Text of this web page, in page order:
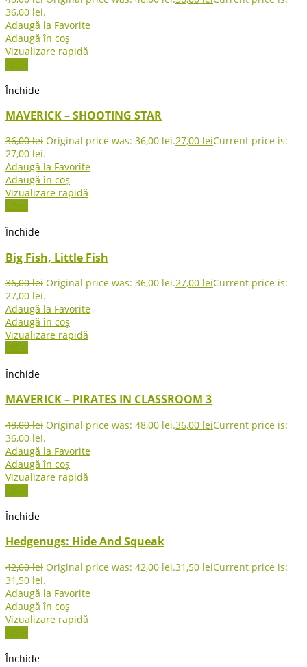
36,00 lei.
Adaugă la Favorite
Adaugă în coș
Vizualizare rapidă
-25%
Închide
MAVERICK – SHOOTING STAR
36,00lei Original price was: 36,00 lei.27,00 leiCurrent price is:
27,00 lei.
Adaugă la Favorite
Adaugă în coș
Vizualizare rapidă
-25%
Închide
Big Fish, Little Fish
36,00lei Original price was: 36,00 lei.27,00 leiCurrent price is:
27,00 lei.
Adaugă la Favorite
Adaugă în coș
Vizualizare rapidă
-25%
Închide
MAVERICK – PIRATES IN CLASSROOM 3
48,00lei Original price was: 48,00 lei.36,00 leiCurrent price is:
36,00 lei.
Adaugă la Favorite
Adaugă în coș
Vizualizare rapidă
-25%
Închide
Hedgenugs: Hide And Squeak
42,00lei Original price was: 42,00 lei.31,50 leiCurrent price is:
31,50 lei.
Adaugă la Favorite
Adaugă în coș
Vizualizare rapidă
-25%
Închide